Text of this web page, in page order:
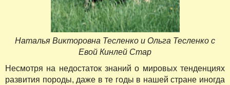
Наталья Викторовна Тесленко и Ольга Тесленко с
Евой Кинлей Стар
Несмотря на недостаток знаний о мировых тенденциях
развития породы, даже в те годы в нашей стране иногда